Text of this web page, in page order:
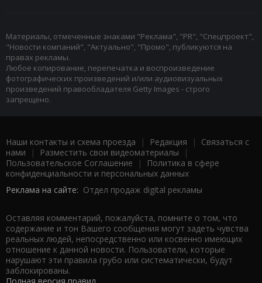
Материалы, отмеченные знаками "Реклама", "PR", "Спецпроект",
"Новости компаний", "Актуально", "Промо", публикуются на
правах рекламы.
Любое копирование, перепечатка и воспроизведение
фотографических произведений и/или аудиовизуальных
произведений правообладателя Getty Images - строго
запрещено.
Наши контакты и схема проезда | Редакция | Связаться с
нами | Разместить свои видеоматериалы |
Пользовательское Соглашение |
Политика в сфере
конфиденциальности и персональных данных
Реклама на сайте: Отдел продаж digital рекламы
Оставляя комментарий, пожалуйста, помните о том, что
содержание и тон Вашего сообщения могут задеть чувства
реальных людей, непосредственно или косвенно имеющих
отношение к данной новости. Пользователи, которые
нарушают эти правила грубо или систематически, будут
заблокированы.